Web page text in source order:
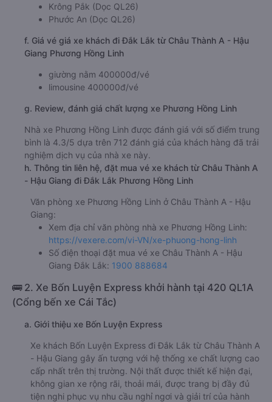
Krông Pắk (Dọc QL26)
Phước An (Dọc QL26)
f. Giá vé giá xe khách đi Đắk Lắk từ Châu Thành A - Hậu
Giang Phương Hồng Linh
giường nằm 400000đ/vé
limousine 400000đ/vé
g. Review, đánh giá chất lượng xe Phương Hồng Linh
Nhà xe Phương Hồng Linh được đánh giá với số điểm trung
bình là 4.3/5 dựa trên 712 đánh giá của khách hàng đã trải
nghiệm dịch vụ của nhà xe này.
h. Thông tin liên hệ, đặt mua vé xe khách từ Châu Thành A
- Hậu Giang đi Đắk Lắk Phương Hồng Linh
Văn phòng xe Phương Hồng Linh ở Châu Thành A - Hậu
Giang:
Xem địa chỉ văn phòng nhà xe Phương Hồng Linh:
https://vexere.com/vi-VN/xe-phuong-hong-linh
Số điện thoại đặt mua vé xe Châu Thành A - Hậu
Giang Đắk Lắk: 1900 888684
🚌 2. Xe Bốn Luyện Express khởi hành tại 420 QL1A
(Cổng bến xe Cái Tắc)
a. Giới thiệu xe Bốn Luyện Express
Xe khách Bốn Luyện Express đi Đắk Lắk từ Châu Thành A
- Hậu Giang gây ấn tượng với hệ thống xe chất lượng cao
cấp nhất trên thị trường. Nội thất được thiết kế hiện đại,
không gian xe rộng rãi, thoải mái, được trang bị đầy đủ
tiện nghi phục vụ nhu cầu nghỉ ngơi và giải trí của hành